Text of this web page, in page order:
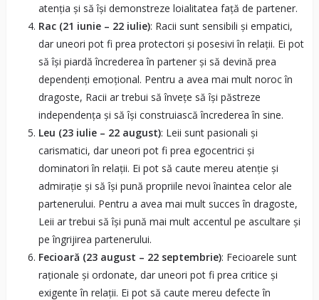
atenția și să își demonstreze loialitatea față de partener.
Rac (21 iunie – 22 iulie): Racii sunt sensibili și empatici,
dar uneori pot fi prea protectori și posesivi în relații. Ei pot
să își piardă încrederea în partener și să devină prea
dependenți emoțional. Pentru a avea mai mult noroc în
dragoste, Racii ar trebui să învețe să își păstreze
independența și să își construiască încrederea în sine.
Leu (23 iulie – 22 august): Leii sunt pasionali și
carismatici, dar uneori pot fi prea egocentrici și
dominatori în relații. Ei pot să caute mereu atenție și
admirație și să își pună propriile nevoi înaintea celor ale
partenerului. Pentru a avea mai mult succes în dragoste,
Leii ar trebui să își pună mai mult accentul pe ascultare și
pe îngrijirea partenerului.
Fecioară (23 august – 22 septembrie): Fecioarele sunt
raționale și ordonate, dar uneori pot fi prea critice și
exigente în relații. Ei pot să caute mereu defecte în